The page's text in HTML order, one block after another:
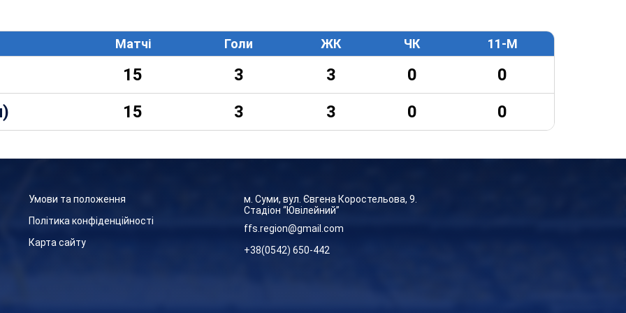
Матчі Голи ЖК ЧК 11-М
15 3 3 0
0
15 3 3 0 0
Умови та положення
Політика конфіденційності
Карта сайту
м. Суми, вул. Євгена Коростельова, 9.
Стадіон “Ювілейний”
ffs.region@gmail.com
+38(0542) 650-442